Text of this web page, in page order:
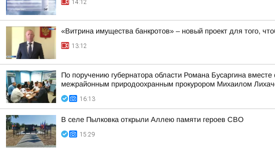
14:12
«Витрина имущества банкротов» – новый проект для того,
13:12
По поручению губернатора области Романа Бусаргина
межрайонным природоохранным прокурором Михаилом
16:13
В селе Пылковка открыли Аллею памяти героев СВО
15:29